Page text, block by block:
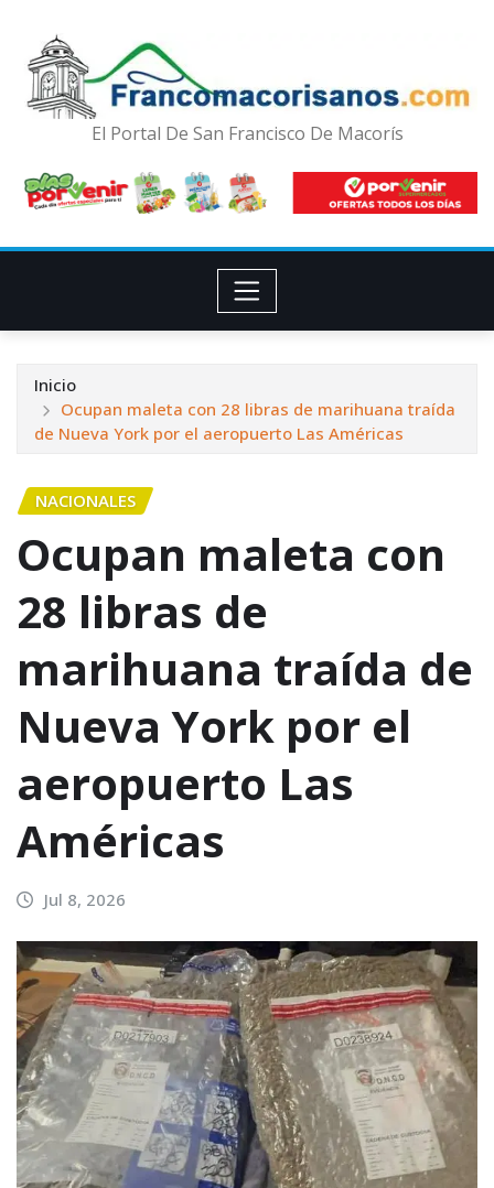
El Portal De San Francisco De Macorís
Inicio
Ocupan maleta con 28 libras de marihuana traída
de Nueva York por el aeropuerto Las Américas
NACIONALES
Ocupan maleta con
28 libras de
marihuana traída de
Nueva York por el
aeropuerto Las
Américas
Jul 8, 2026